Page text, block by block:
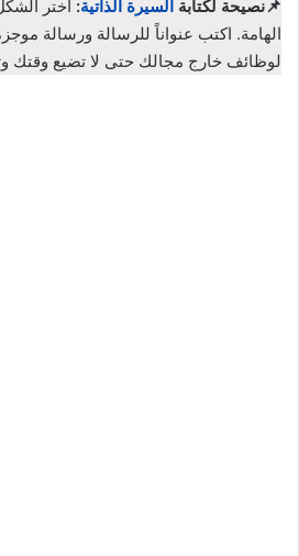
📌نصيحة لكتابة السيرة الذاتية: اختر
الهامة. اكتب عنواناً للرسالة ورسالة
لوظائف خارج مجالك حتى لا تضيع وقتك